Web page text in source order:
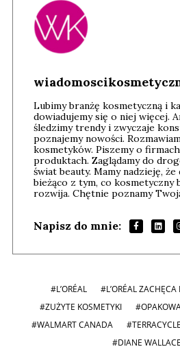
Lubimy branżę kosmetyczną i
dowiadujemy się o niej więcej.
śledzimy trendy i zwyczaje
poznajemy nowości.
kosmetyków. Piszemy o
produktach. Zaglądamy do
świat beauty. Mamy nadzieję,
bieżąco z tym, co kosmetyczny
rozwija. Chętnie poznamy
Napisz do mnie:
#L’ORÉAL
#L’ORÉAL
#ZUŻYTE KOSMETYKI
#WALMART CANADA
#TERRACYCLE
#DIANE WALLACE